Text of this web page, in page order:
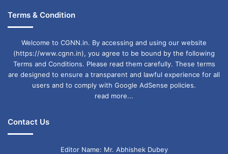
Terms & Condition
Welcome to CGNN.in. By accessing and using our website
(https://www.cgnn.in), you agree to be bound by the following
Terms and Conditions. Please read them carefully. These terms
are designed to ensure a transparent and lawful experience for all
users and to comply with Google AdSense policies.
read more...
Contact Us
Editor Name: Mr. Abhishek Dubey